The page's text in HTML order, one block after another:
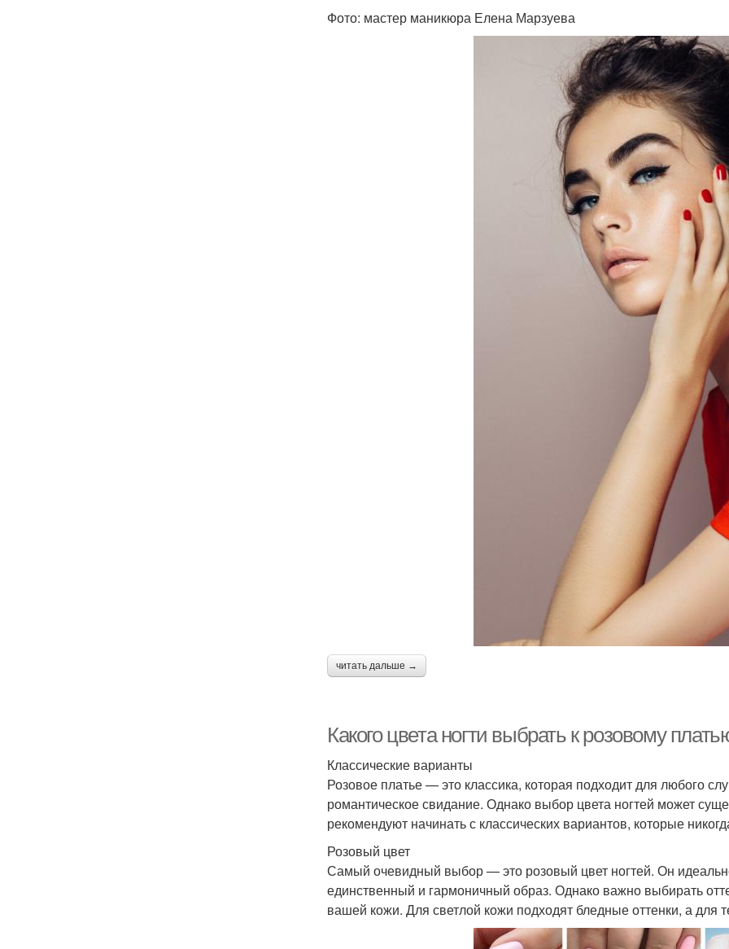
Фото: мастер маникюра Елена Марзуева
читать дальше →
Какого цвета ногти выбрать к розовому
Классические варианты
Розовое платье — это классика, которая подходит для любого
романтическое свидание. Однако выбор цвета ногтей может
рекомендуют начинать с классических вариантов, которые
Розовый цвет
Самый очевидный выбор — это розовый цвет ногтей. Он
единственный и гармоничный образ. Однако важно выбирать
вашей кожи. Для светлой кожи подходят бледные оттенки, а